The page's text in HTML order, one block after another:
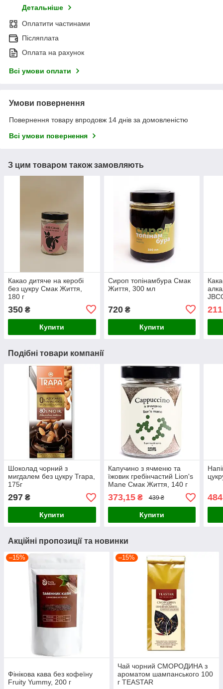
Детальніше
Оплатити частинами
Післяплата
Оплата на рахунок
Всі умови оплати
Умови повернення
Повернення товару впродовж 14 днів за домовленістю
Всі умови повернення
З цим товаром також замовляють
Какао дитяче на керобі
без цукру Смак Життя,
180 г
350 ₴
Купити
Сироп топінамбура Смак
Життя, 300 мл
720₴
Купити
Подібні товари компанії
Шоколад чорний з
мигдалем без цукру Trapa,
175г
297 ₴
Купити
Капучино з ячменю та
їжовик гребінчастий Lion's
Mane Смак Життя, 140 г
373,15₴ 439 ₴
Купити
Акційні пропозиції та новинки
–15%
Фінікова кава без кофеїну
Fruity Yummy, 200 г
–15%
Чай чорний СМОРОДИНА з
ароматом шампанського 100
г TEASTAR